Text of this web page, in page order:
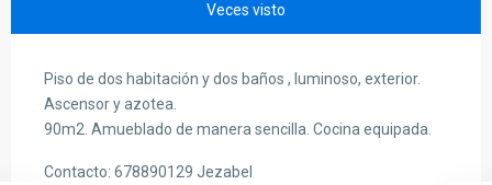
Veces visto
Piso de dos habitación y dos baños , luminoso, exterior.
Ascensor y azotea.
90m2. Amueblado de manera sencilla. Cocina equipada.
Contacto: 678890129 Jezabel